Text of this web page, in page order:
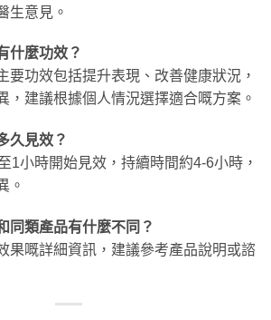
生意見。
什麼功效？
要功效包括提升表現、改善健康狀況，
，建議根據個人情況選擇適合嘅方案。
久見效？
1小時開始見效，持續時間約4-6小時，
。
同類產品有什麼不同？
果嘅詳細資訊，建議參考產品說明或諮